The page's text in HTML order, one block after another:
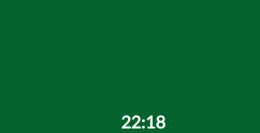
22:18